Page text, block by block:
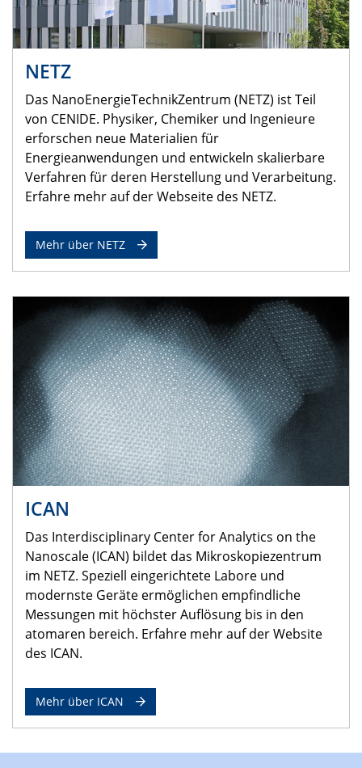
NETZ
Das NanoEnergieTechnikZentrum (NETZ) ist Teil
von CENIDE. Physiker, Chemiker und Ingenieure
erforschen neue Materialien für
Energieanwendungen und entwickeln skalierbare
Verfahren für deren Herstellung und Verarbeitung.
Erfahre mehr auf der Webseite des NETZ.
Mehr über NETZ
ICAN
Das Interdisciplinary Center for Analytics on the
Nanoscale (ICAN) bildet das Mikroskopiezentrum
im NETZ. Speziell eingerichtete Labore und
modernste Geräte ermöglichen empfindliche
Messungen mit höchster Auflösung bis in den
atomaren bereich. Erfahre mehr auf der Website
des ICAN.
Mehr über ICAN